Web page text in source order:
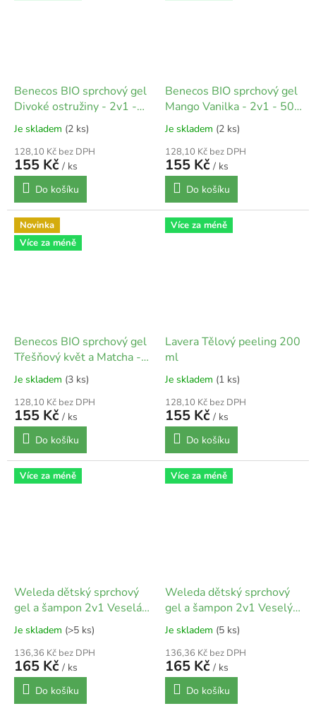
Benecos BIO sprchový gel
Divoké ostružiny - 2v1 -
500 ml
Je skladem (2 ks)
128,10 Kč bez DPH
155 Kč / ks
Do košíku
Benecos BIO sprchový gel
Mango Vanilka - 2v1 - 500
ml
Je skladem (2 ks)
128,10 Kč bez DPH
155 Kč / ks
Do košíku
Novinka
Více za méně
Benecos BIO sprchový gel
Třešňový květ a Matcha -
2v1 - 500 ml
Je skladem (3 ks)
128,10 Kč bez DPH
155 Kč / ks
Do košíku
Více za méně
Lavera Tělový peeling 200
ml
Je skladem (1 ks)
128,10 Kč bez DPH
155 Kč / ks
Do košíku
Více za méně
Weleda dětský sprchový
gel a šampon 2v1 Veselá
limetka | 150 ml
Je skladem (>5 ks)
136,36 Kč bez DPH
165 Kč / ks
Do košíku
Více za méně
Weleda dětský sprchový
gel a šampon 2v1 Veselý
pomeranč | 150 ml
Je skladem (5 ks)
136,36 Kč bez DPH
165 Kč / ks
Do košíku